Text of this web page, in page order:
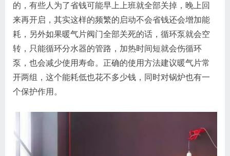
的，有些人为了省钱可能早上上班就全部关掉，晚上回
来再开启，其实这样的频繁的启动不会省钱还会增加能
耗，另外如果暖气片阀门全部关死的话，循环泵就会空
转，只能循环分水器的管路，加热时间短就会伤循环
泵，也会减少使用寿命。正确的使用方法建议暖气片常
开两组，这个能耗低也花不多少钱，同时对锅炉也有一
个保护作用。